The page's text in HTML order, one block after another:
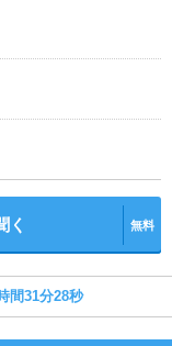
く 無料
間31分27秒